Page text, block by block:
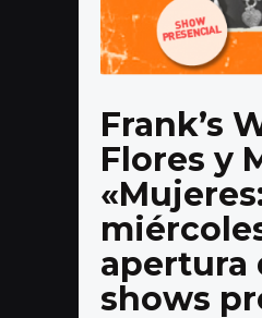
Frank’s
Flores y
apertura
shows